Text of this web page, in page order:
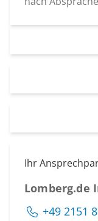
Ihr
Lomberg.de
+49 2151